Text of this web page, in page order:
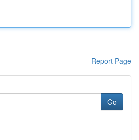
Report Page
Go